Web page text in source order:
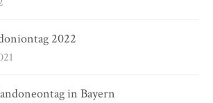
2022
in Bayern